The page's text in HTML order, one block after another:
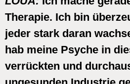
Therapie. Ich bin
jeder stark daran
hab meine Psyche in
verrückten und